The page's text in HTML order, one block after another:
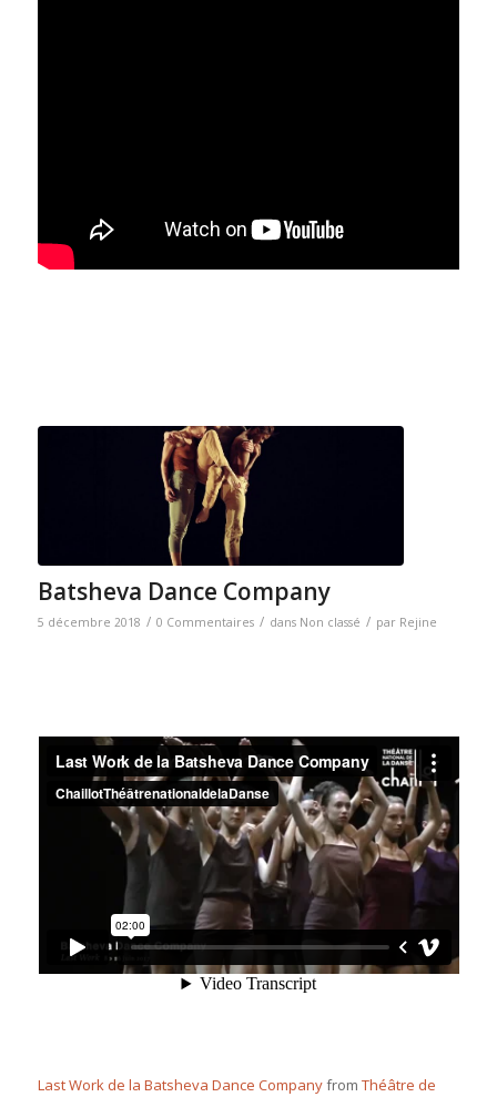
Batsheva Dance Company
5 décembre 2018 / 0 Commentaires / dans Non classé / par Rejine
Last Work de la Batsheva Dance Companyfrom Théâtre de